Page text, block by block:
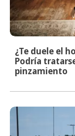
¿Te duele el
Podría
pinzamiento